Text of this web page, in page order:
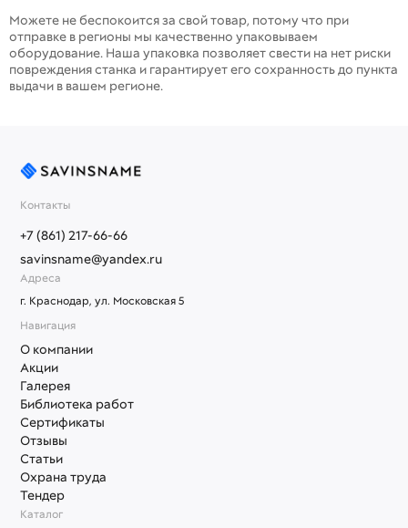
Можете не беспокоится за свой товар, потому что при
отправке в регионы мы качественно упаковываем
оборудование. Наша упаковка позволяет свести на нет риски
повреждения станка и гарантирует его сохранность до пункта
выдачи в вашем регионе.
Контакты
+7 (861) 217-66-66
savinsname@yandex.ru
Адреса
г. Краснодар, ул. Московская 5
Навигация
О компании
Акции
Галерея
Библиотека работ
Сертификаты
Отзывы
Статьи
Охрана труда
Тендер
Каталог